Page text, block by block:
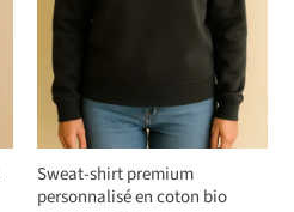
Sweat-shirt premium
personnalisé en coton bio